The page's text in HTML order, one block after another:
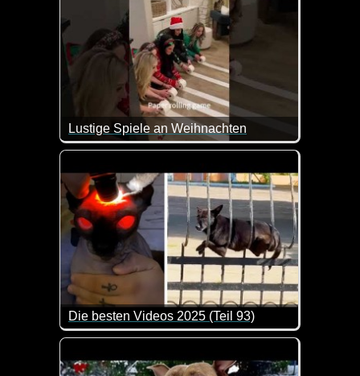
Lustige Spiele an Weihnachten
Du möchtest Weihnachten noch etwas lustiger
Die besten Videos 2025 (Teil 93)
Eine tolle Zusammenstellung von lustigen